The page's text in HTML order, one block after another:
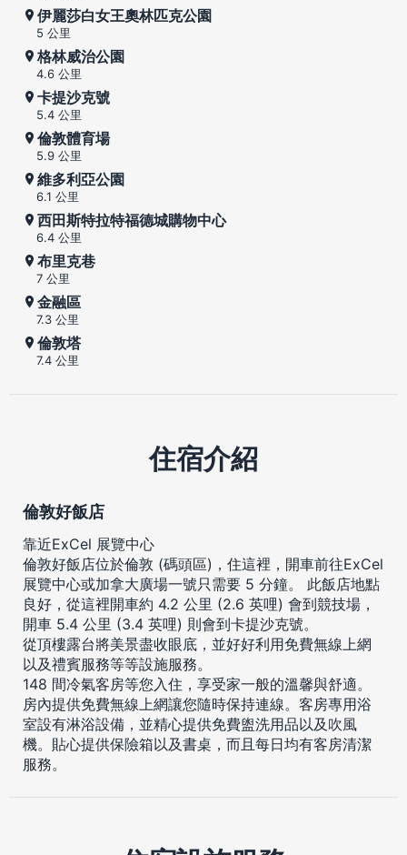
伊麗莎白女王奧林匹克公園
5 公里
格林威治公園
4.6 公里
卡提沙克號
5.4 公里
倫敦體育場
5.9 公里
維多利亞公園
6.1 公里
西田斯特拉特福德城購物中心
6.4 公里
布里克巷
7 公里
金融區
7.3 公里
倫敦塔
7.4 公里
住宿介紹
倫敦好飯店
靠近ExCel 展覽中心
倫敦好飯店位於倫敦 (碼頭區)，住這裡，開車前往ExCel
展覽中心或加拿大廣場一號只需要 5 分鐘。 此飯店地點
良好，從這裡開車約 4.2 公里 (2.6 英哩) 會到競技場，
開車 5.4 公里 (3.4 英哩) 則會到卡提沙克號。
從頂樓露台將美景盡收眼底，並好好利用免費無線上網
以及禮賓服務等等設施服務。
148 間冷氣客房等您入住，享受家一般的溫馨與舒適。
房內提供免費無線上網讓您隨時保持連線。客房專用浴
室設有淋浴設備，並精心提供免費盥洗用品以及吹風
機。貼心提供保險箱以及書桌，而且每日均有客房清潔
服務。